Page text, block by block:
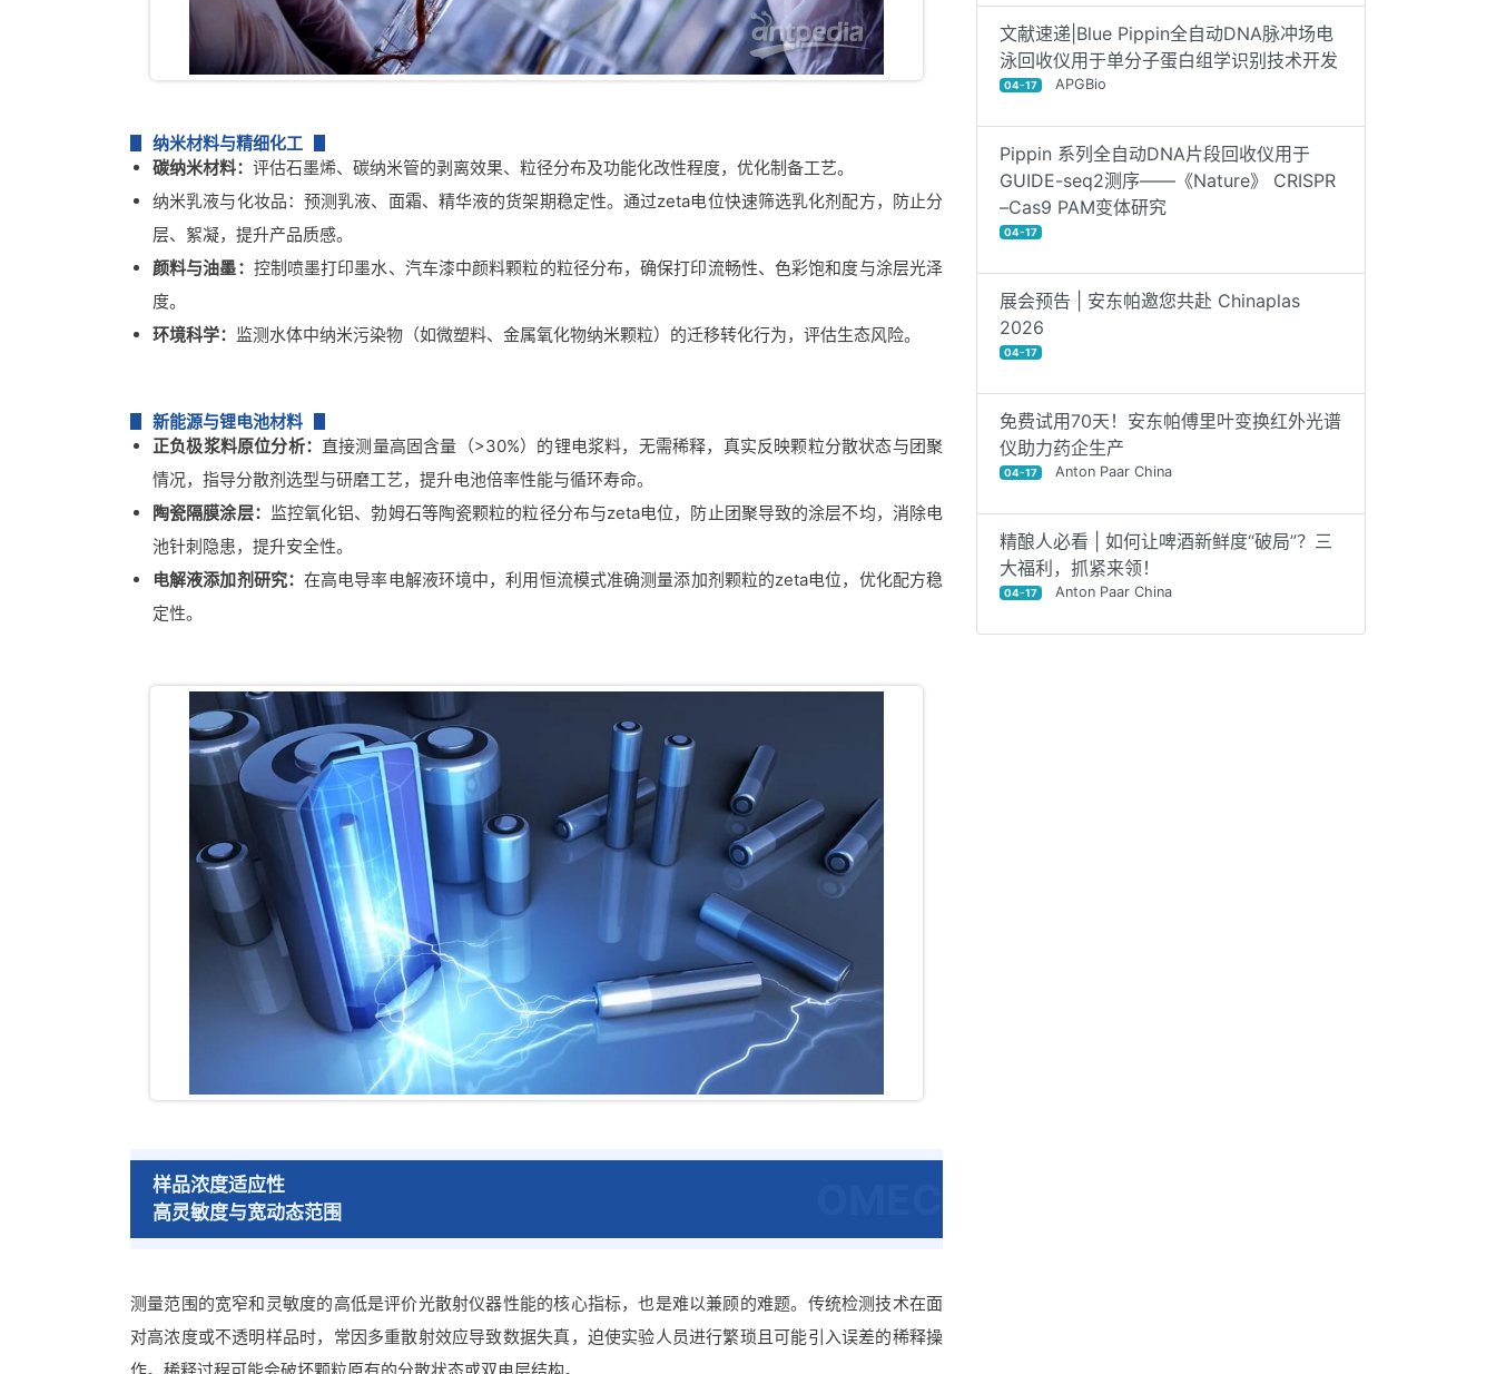
纳米材料与精细化工
碳纳米材料： 评估石墨烯、碳纳米管的剥离效果、粒径分布及功能化改性程度，优化制备工艺。
纳米乳液与化妆品：预测乳液、面霜、精华液的货架期稳定性。通过zeta电位快速筛选乳化剂配方，防止分
层、絮凝，提升产品质感。
颜料与油墨： 控制喷墨打印墨水、汽车漆中颜料颗粒的粒径分布，确保打印流畅性、色彩饱和度与涂层光泽
度。
环境科学： 监测水体中纳米污染物（如微塑料、金属氧化物纳米颗粒）的迁移转化行为，评估生态风险。
新能源与锂电池材料
正负极浆料原位分析： 直接测量高固含量（>30%）的锂电浆料，无需稀释，真实反映颗粒分散状态与团聚
情况，指导分散剂选型与研磨工艺，提升电池倍率性能与循环寿命。
陶瓷隔膜涂层： 监控氧化铝、勃姆石等陶瓷颗粒的粒径分布与zeta电位，防止团聚导致的涂层不均，消除电
池针刺隐患，提升安全性。
电解液添加剂研究： 在高电导率电解液环境中，利用恒流模式准确测量添加剂颗粒的zeta电位，优化配方稳
定性。
样品浓度适应性
高灵敏度与宽动态范围
测量范围的宽窄和灵敏度的高低是评价光散射仪器性能的核心指标，也是难以兼顾的难题。传统检测技术在面
对高浓度或不透明样品时，常因多重散射效应导致数据失真，迫使实验人员进行繁琐且可能引入误差的稀释操
文献速递|Blue Pippin全自动DNA脉冲场电
泳回收仪用于单分子蛋白组学识别技术开发
04-17 APGBio
Pippin 系列全自动DNA片段回收仪用于
GUIDE-seq2测序——《Nature》 CRISPR
–Cas9 PAM变体研究
04-17
展会预告 | 安东帕邀您共赴 Chinaplas
2026
04-17
免费试用70天！安东帕傅里叶变换红外光谱
仪助力药企生产
04-17 Anton Paar China
精酿人必看 | 如何让啤酒新鲜度“破局”？三
大福利，抓紧来领！
04-17 Anton Paar China